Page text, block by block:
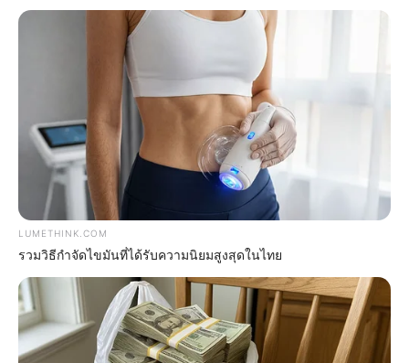
$30k In Debt Relief Scandal: What Financial
Institutions Quietly Conceal
JG WENTWORTH
Disaster!
BUZZDAY
LUMETHINK.COM
รวมวิธีกำจัดไขมันที่ได้รับความนิยมสูงสุดในไทย